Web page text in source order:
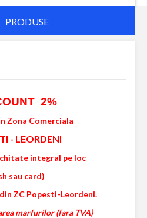
PRODUSE
2%
Zona Comerciala
- LEORDENI
integral pe loc
sau card)
ZC Popesti-Leordeni.
marfurilor (fara TVA)